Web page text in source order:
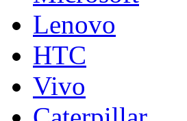
Lenovo
HTC
Vivo